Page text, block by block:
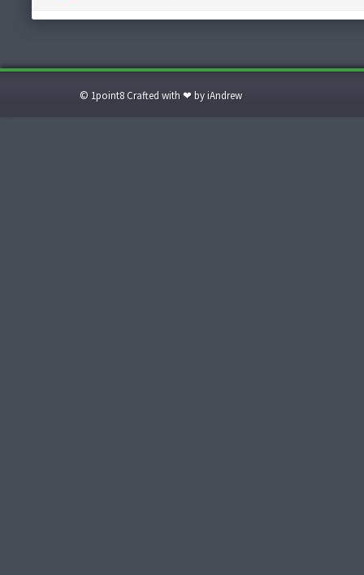
© 1point8 Crafted with ❤ by iAndrew